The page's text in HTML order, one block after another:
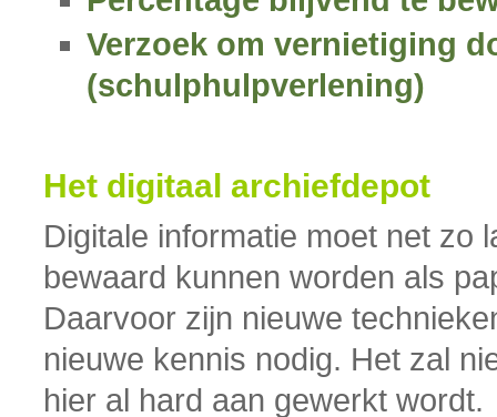
Verzoek om vernietiging
(schulphulpverlening)
Het digitaal archiefdepot
Digitale informatie moet net zo
bewaard kunnen worden als
Daarvoor zijn nieuwe
nieuwe kennis nodig. Het zal
hier al hard aan gewerkt wordt.